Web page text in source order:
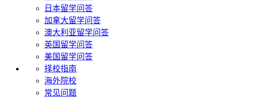
日本留学问答
加拿大留学问答
澳大利亚留学问答
英国留学问答
美国留学问答
择校指南
海外院校
常见问题